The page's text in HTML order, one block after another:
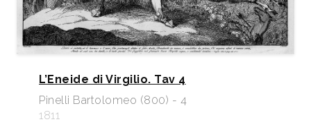
L’Eneide di Virgilio. Tav 4
Pinelli Bartolomeo (800) - 4
1811